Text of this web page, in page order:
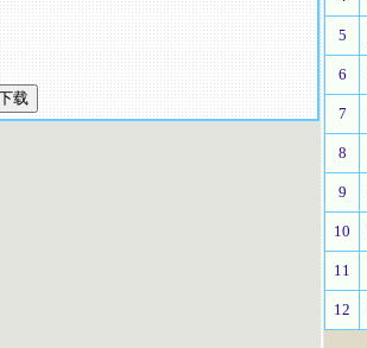
5
6
7
8
9
10
11
12